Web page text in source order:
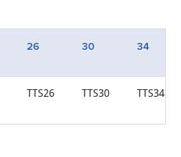
26 30 34
TTS26 TTS30 TTS34